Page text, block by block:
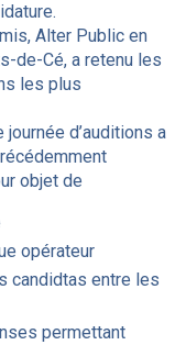
Alter Public en
de-Cé, a retenu les
les plus
d’auditions a
objet de
opérateur
candidtas entre les
permettant